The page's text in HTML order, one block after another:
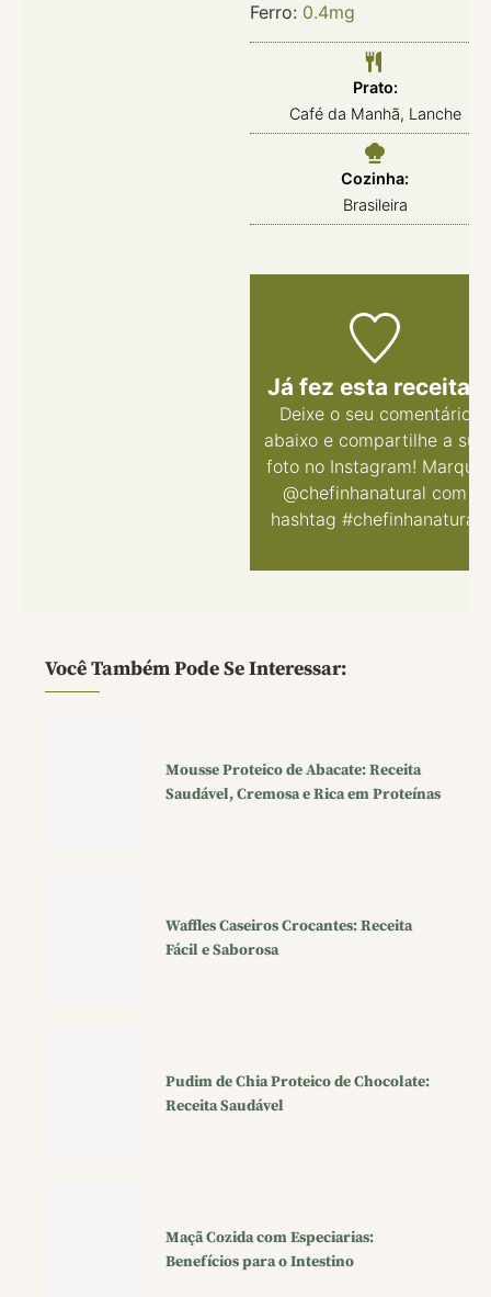
Ferro: 0.4mg
Prato:
Café da Manhã, Lanche
Cozinha:
Brasileira
Já fez esta receita?
Deixe o seu comentário
abaixoe compartilhe a sua
foto no Instagram! Marque
@chefinhanatural com
hashtag #chefinhanatural
Você Também Pode Se Interessar:
Mousse Proteico de Abacate: Receita
Saudável, Cremosa e Rica em Proteínas
Waffles Caseiros Crocantes: Receita
Fácil e Saborosa
Pudim de Chia Proteico de Chocolate:
Receita Saudável
Maçã Cozida com Especiarias:
Benefícios para o Intestino